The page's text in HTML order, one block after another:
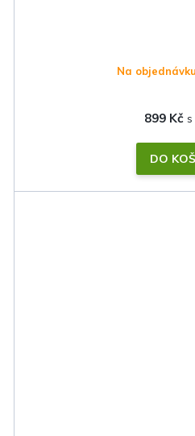
Na
899 Kč
DO